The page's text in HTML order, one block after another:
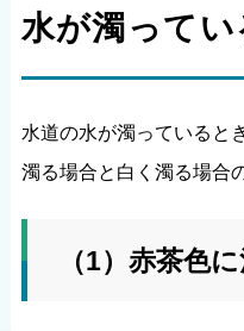
水が濁ってい
水道の水が濁っていると
濁る場合と白く濁る場合
（1）赤茶色